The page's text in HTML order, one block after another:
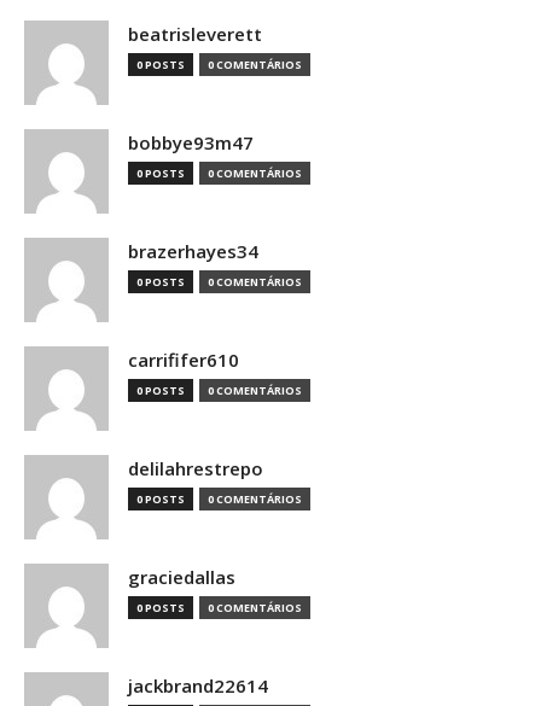
beatrisleverett
0 POSTS 0 COMENTÁRIOS
bobbye93m47
0 POSTS 0 COMENTÁRIOS
brazerhayes34
0 POSTS 0 COMENTÁRIOS
carrififer610
0 POSTS 0 COMENTÁRIOS
delilahrestrepo
0 POSTS 0 COMENTÁRIOS
graciedallas
0 POSTS 0 COMENTÁRIOS
jackbrand22614